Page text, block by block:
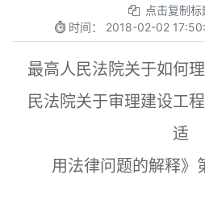
点击复制
时间： 2018-02-02
最高人民法院关于如何
民法院关于审理建设工
适
用法律问题的解释》